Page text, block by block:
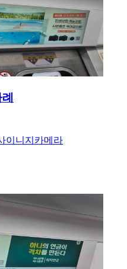
이니지 카메라